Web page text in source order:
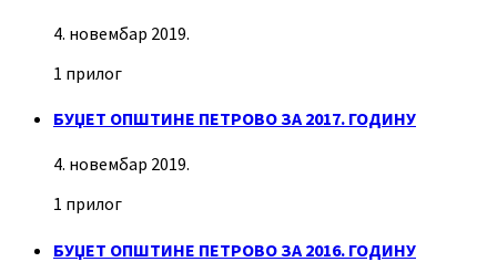
4. новембар 2019.
1 прилог
БУЏЕТ ОПШТИНЕ ПЕТРОВО ЗА 2017. ГОДИНУ
4. новембар 2019.
1 прилог
БУЏЕТ ОПШТИНЕ ПЕТРОВО ЗА 2016. ГОДИНУ